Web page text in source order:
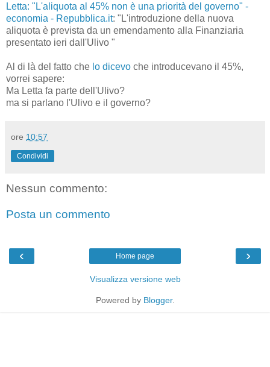
Letta: "L'aliquota al 45% non è una priorità del governo" -
economia - Repubblica.it: "L'introduzione della nuova
aliquota è prevista da un emendamento alla Finanziaria
presentato ieri dall'Ulivo "
Al di là del fatto che lo dicevo che introducevano il 45%,
vorrei sapere:
Ma Letta fa parte dell'Ulivo?
ma si parlano l'Ulivo e il governo?
ore 10:57
Condividi
Nessun commento:
Posta un commento
‹ ›
Home page
Visualizza versione web
Powered by Blogger.